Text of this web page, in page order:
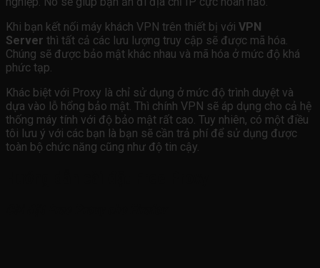
Khi bạn kết nối máy khách VPN trên thiết bị với VPN
Server thì tất cả các lưu lượng truy cập sẽ được mã hóa.
Chúng sẽ được bảo mật khác nhau và mã hóa ở mức độ khá
phức tạp.
Khác biệt với Proxy là chỉ sử dụng ở mức độ trình duyệt và
dựa vào lỗ hổng bảo mật. Thì chính VPN sẽ áp dụng cho cả hệ
thống máy tính với độ bảo mật rất cao. Tuy nhiên, có một điều
tôi lưu ý với các bạn là bạn sẽ cần trả phí để sử dụng được
toàn bộ chức năng cũng như độ tin cậy.